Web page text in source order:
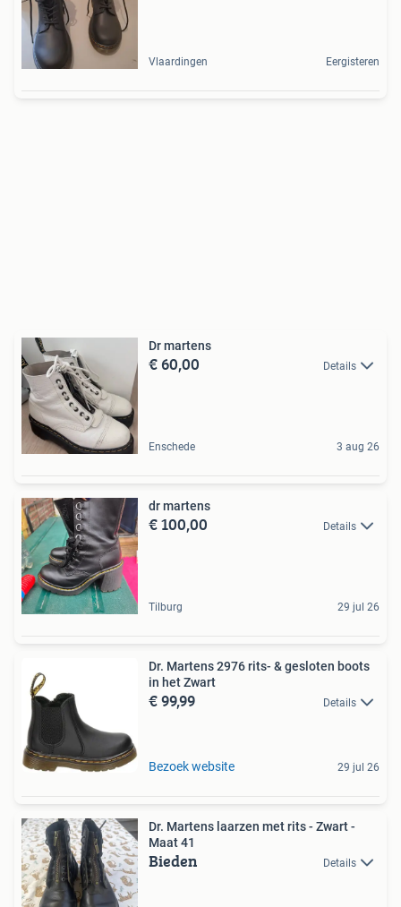
Vlaardingen Eergisteren
Dr martens
€ 60,00 Details
Enschede 3 aug 26
dr martens
€ 100,00 Details
Tilburg 29 jul 26
Dr. Martens 2976 rits- & gesloten boots
in het Zwart
€ 99,99 Details
Bezoek website 29 jul 26
Dr. Martens laarzen met rits - Zwart -
Maat 41
Bieden Details